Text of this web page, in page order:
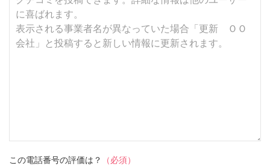
この電話番号の評価は？ （必須）